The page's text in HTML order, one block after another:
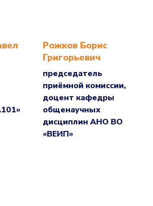
1»
Рожков Борис
Григорьевич
председатель
приёмной комиссии,
доцент кафедры
общенаучных
дисциплин АНО ВО
«ВЕИП»